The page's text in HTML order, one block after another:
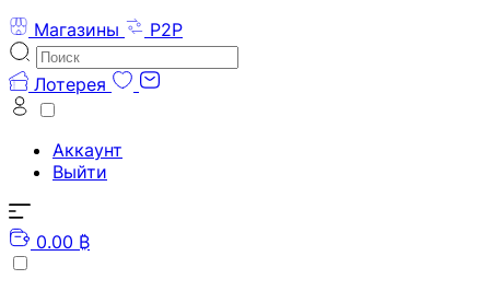
Магазины
P2P
Лотерея
Аккаунт
Выйти
0.00 ₿